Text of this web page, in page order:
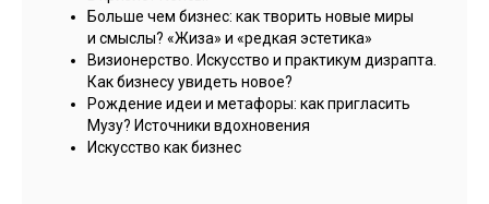
Больше чем бизнес: как творить новые миры
и смыслы? «Жиза» и «редкая эстетика»
Визионерство. Искусство и практикум дизрапта.
Как бизнесу увидеть новое?
Рождение идеи и метафоры: как пригласить
Музу? Источники вдохновения
Искусство как бизнес